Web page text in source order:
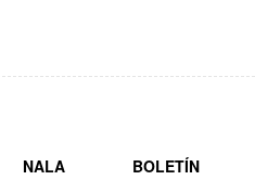
NALA
BOLETÍN